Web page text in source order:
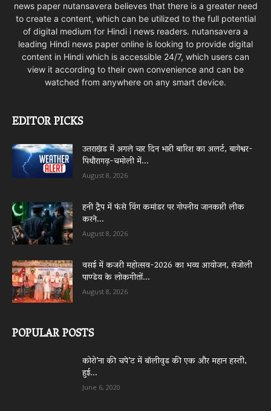
news paper nutansavera believes that there is a greater need
to create a content, which can be utilized to the full potential
of digital medium for Hindi i news readers. nutansavera a
leading Hindi news paper online is looking to provide digital
content in Hindi which is accessible 24/7, which users can
view it according to their own convenience and can be
watched from anywhere on any smart device.
EDITOR PICKS
उत्तराखंड में अगले चार दिन भारी बारिश का अलर्ट, बागेश्वर-
पिथौरागढ़-चमोली में...
August 8, 2026
हनी ट्रैप में फंसे विंग कमांडर पर गोपनीय जानकारी लीक
करने...
August 8, 2026
वसई में कजरी महोत्सव-2026 का भव्य आयोजन, संजोली
पाण्डेय के लोकगीतों...
August 8, 2026
POPULAR POSTS
कोरो’ना की चपे’ट में बॉलीवुड की एक और महान हस्ती,
हुई...
June 6, 2020